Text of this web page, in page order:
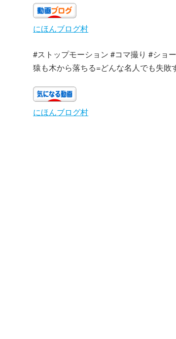
にほんブログ村
#ストップモーション #コマ撮り #ショ
猿も木から落ちる=どんな名人でも失敗
にほんブログ村